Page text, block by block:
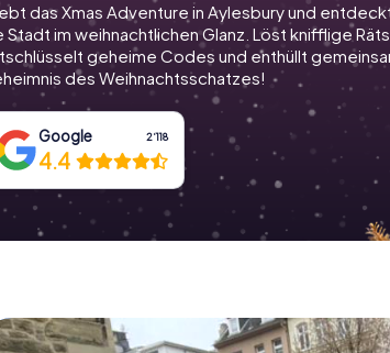
das Xmas Adventure in Aylesbury und
Stadt im weihnachtlichen Glanz. Löst knifflige
geheime Codes und enthüllt
des Weihnachtsschatzes!
Google 2‘118
4.4